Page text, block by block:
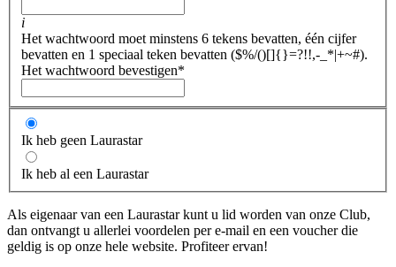
i
Het wachtwoord moet minstens 6 tekens bevatten, één cijfer
bevatten en 1 speciaal teken bevatten ($%/()[]{}=?!!,-_*|+~#).
Het wachtwoord bevestigen*
Ik heb geen Laurastar
Ik heb al een Laurastar
Als eigenaar van een Laurastar kunt u lid worden van onze Club,
dan ontvangt u allerlei voordelen per e-mail en een voucher die
geldig is op onze hele website. Profiteer ervan!